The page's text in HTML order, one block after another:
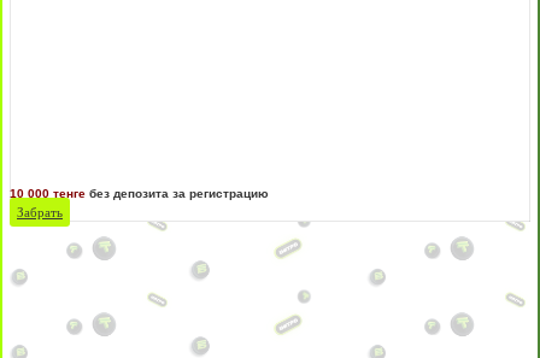
10 000 тенге без депозита за регистрацию
Забрать